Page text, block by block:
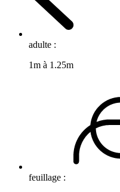
adulte :
1m à 1.25m
feuillage :